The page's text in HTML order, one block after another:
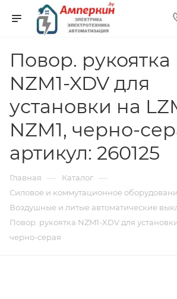
Повор. рукоятка
NZM1-XDV для
установки на
NZM1, черно-
артикул: 260125
Главная — Каталог —
Силовое и коммутационное
Воздушные и литые автоматические
Повор. рукоятка NZM1-XDV для
черно-серая